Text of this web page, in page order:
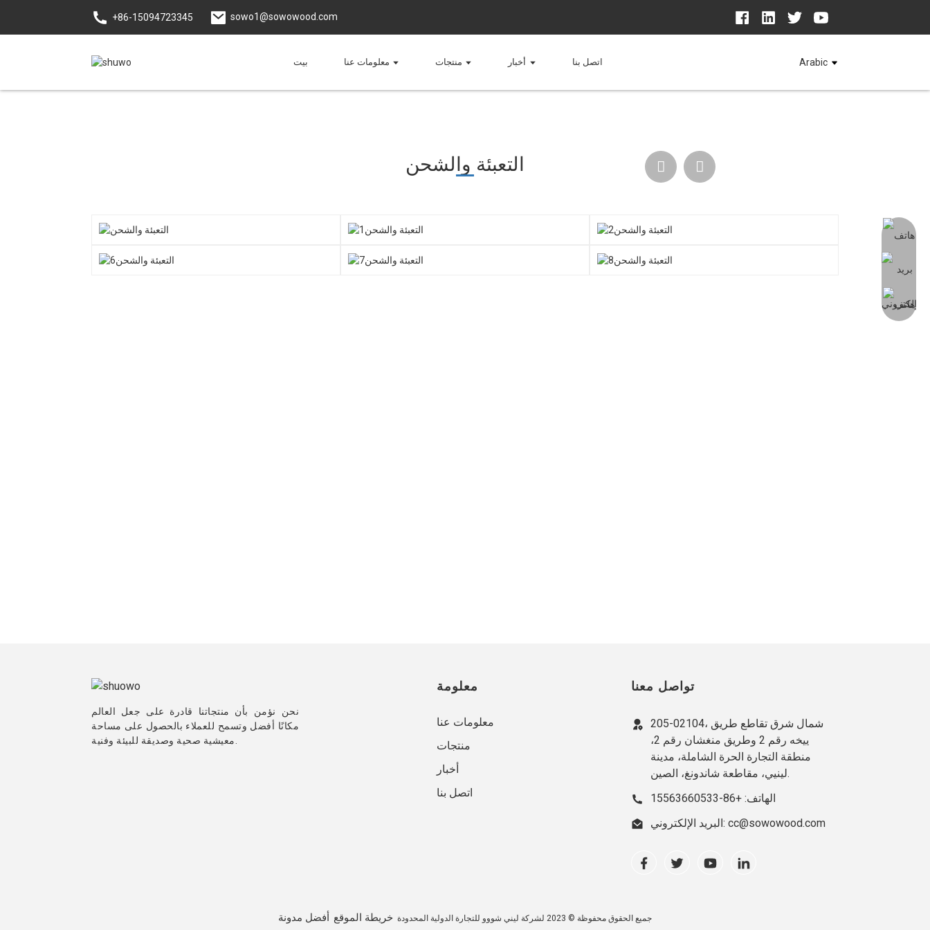
+86-15094723345 sowo1@sowowood.com
بيت معلومات عنا منتجات أخبار اتصل بنا Arabic
التعبئة والشحن
نحن نؤمن بأن منتجاتنا قادرة على جعل العالم
مكانًا أفضل وتسمح للعملاء بالحصول على مساحة
معلومة
معلومات عنا
منتجات
أخبار
اتصل بنا
تواصل معنا
205-02104، شمال شرق تقاطع طريق
ييخه رقم 2 وطريق منغشان رقم 2،
منطقة التجارة الحرة الشاملة، مدينة
لينيي، مقاطعة شاندونغ، الصين.
الهاتف: +86-15563660533
البريد الإلكتروني: cc@sowowood.com
جميع الحقوق محفوظة © 2023 لشركة ليني شووو للتجارة الدولية المحدودة خريطة الموقع أفضل مدونة